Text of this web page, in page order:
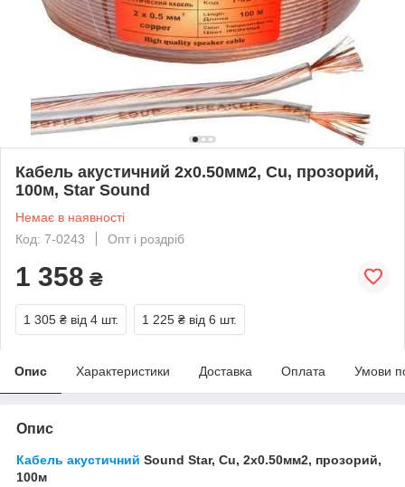
Кабель акустичний 2х0.50мм2, Cu, прозорий,
100м, Star Sound
Немає в наявності
Код: 7-0243
Опт і роздріб
1 358 ₴
1 305 ₴ від 4 шт. 1 225 ₴ від 6 шт.
Опис Характеристики Доставка Оплата Умови
Опис
Кабель акустичний Sound Star, Cu, 2х0.50мм2, прозорий,
100м